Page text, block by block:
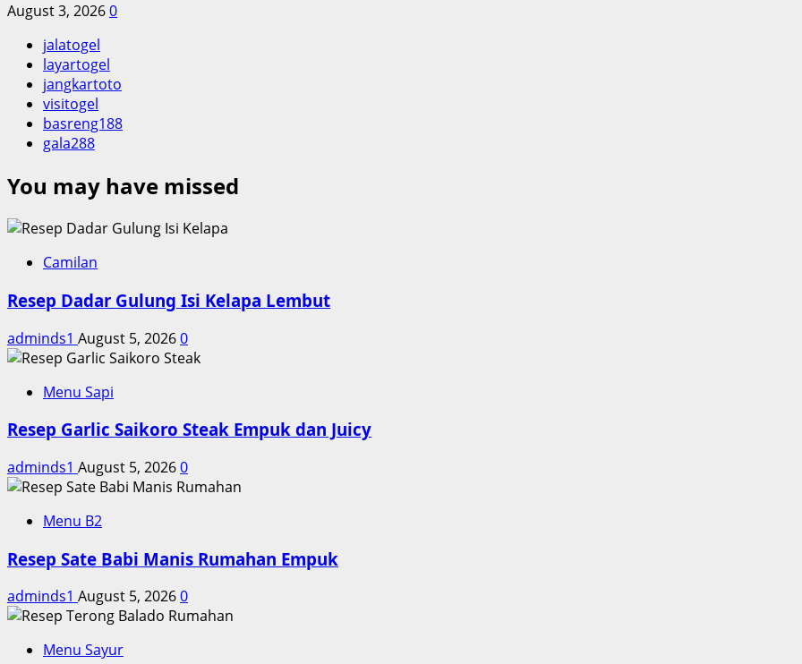
August 3, 20260
jalatogel
layartogel
jangkartoto
visitogel
basreng188
gala288
You may have missed
Camilan
Resep Dadar Gulung Isi Kelapa Lembut
adminds1 August 5, 20260
Menu Sapi
Resep Garlic Saikoro Steak Empuk dan Juicy
adminds1 August 5, 20260
Menu B2
Resep Sate Babi Manis Rumahan Empuk
adminds1 August 5, 20260
Menu Sayur